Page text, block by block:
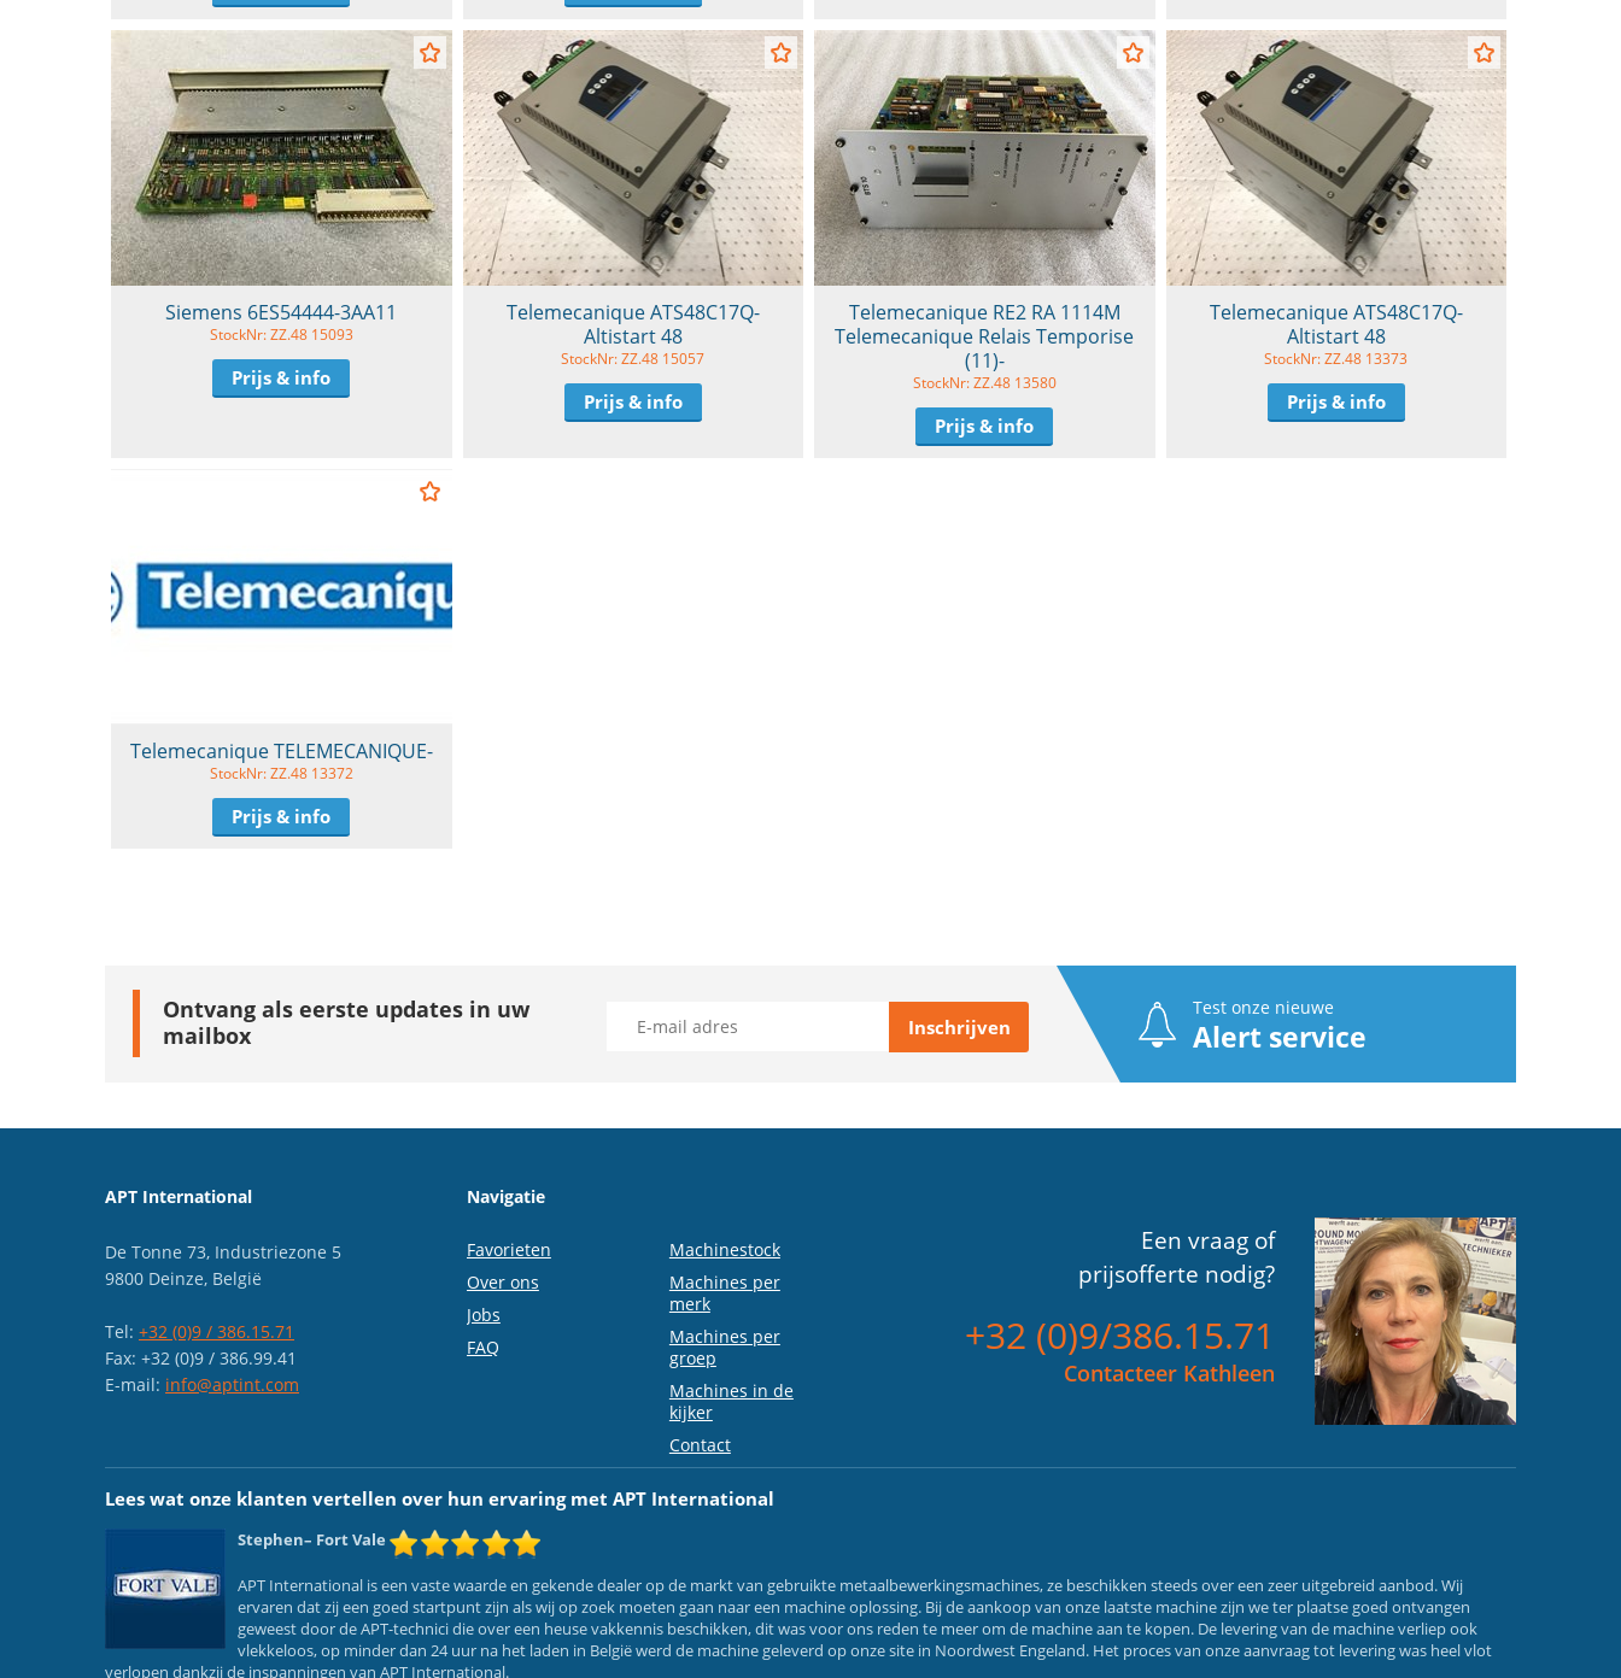
Siemens 6ES54444-3AA11
StockNr: ZZ.48 15093
Prijs & info
Telemecanique ATS48C17Q-
Altistart 48
StockNr: ZZ.48 15057
Prijs & info
Telemecanique RE2 RA 1114M
Telemecanique Relais Temporise
(11)-
StockNr: ZZ.48 13580
Prijs & info
Telemecanique ATS48C17Q-
Altistart 48
StockNr: ZZ.48 13373
Prijs & info
Telemecanique TELEMECANIQUE-
StockNr: ZZ.48 13372
Prijs & info
Ontvang als eerste updates in uw
mailbox
Test onze nieuwe
Alert service
APT International
De Tonne 73, Industriezone 5
9800 Deinze, België
Tel: +32 (0)9 / 386.15.71
Fax: +32 (0)9 / 386.99.41
E-mail: info@aptint.com
Navigatie
Favorieten
Over ons
Jobs
FAQ
Machinestock
Machines per
merk
Machines per
groep
Machines in de
kijker
Contact
Een vraag of
prijsofferte nodig?
+32 (0)9/386.15.71
Contacteer Kathleen
Lees wat onze klanten vertellen over hun ervaring met APT International
Stephen– Fort Vale
APT International is een vaste waarde en gekende dealer op de markt van gebruikte metaalbewerkingsmachines, ze beschikken steeds over een zeer uitgebreid aanbod. Wij
ervaren dat zij een goed startpunt zijn als wij op zoek moeten gaan naar een machine oplossing. Bij de aankoop van onze laatste machine zijn we ter plaatse goed ontvangen
geweest door de APT-technici die over een heuse vakkennis beschikken, dit was voor ons reden te meer om de machine aan te kopen. De levering van de machine verliep ook
vlekkeloos, op minder dan 24 uur na het laden in België werd de machine geleverd op onze site in Noordwest Engeland. Het proces van onze aanvraag tot levering was heel vlot
verlopen dankzij de inspanningen van APT International.